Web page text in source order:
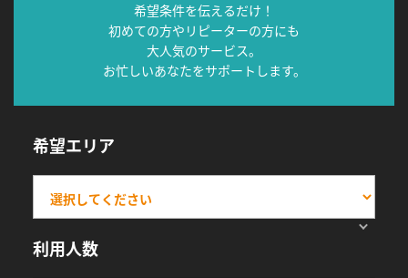
希望条件を伝えるだけ！
初めての方やリピーターの方にも
大人気のサービス。
お忙しいあなたをサポートします。
希望エリア
利用人数